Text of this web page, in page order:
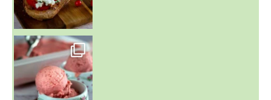
~ NICE CREAM À LA FRAISE ~
Presque un mois que